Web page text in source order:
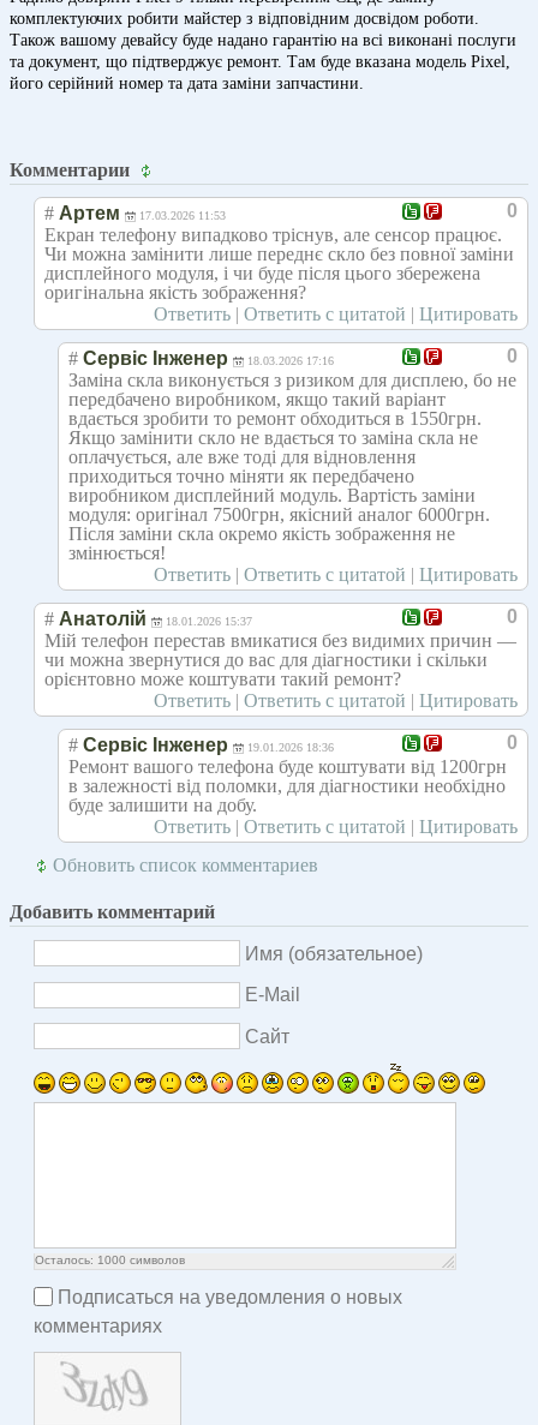
комплектуючих робити майстер з відповідним досвідом роботи.
Також вашому девайсу буде надано гарантію на всі виконані послуги
та документ, що підтверджує ремонт. Там буде вказана модель Pixel,
його серійний номер та дата заміни запчастини.
Комментарии
0
# Артем 17.03.2026 11:53
Екран телефону випадково тріснув, але сенсор працює.
Чи можна замінити лише переднє скло без повної заміни
дисплейного модуля, і чи буде після цього збережена
оригінальна якість зображення?
Ответить | Ответить с цитатой | Цитировать
0
# Сервіс Інженер 18.03.2026 17:16
Заміна скла виконується з ризиком для дисплею, бо не
передбачено виробником, якщо такий варіант
вдається зробити то ремонт обходиться в 1550грн.
Якщо замінити скло не вдається то заміна скла не
оплачується, але вже тоді для відновлення
приходиться точно міняти як передбачено
виробником дисплейний модуль. Вартість заміни
модуля: оригінал 7500грн, якісний аналог 6000грн.
Після заміни скла окремо якість зображення не
змінюється!
Ответить | Ответить с цитатой | Цитировать
0
# Анатолій 18.01.2026 15:37
Мій телефон перестав вмикатися без видимих причин —
чи можна звернутися до вас для діагностики і скільки
орієнтовно може коштувати такий ремонт?
Ответить | Ответить с цитатой | Цитировать
0
# Сервіс Інженер 19.01.2026 18:36
Ремонт вашого телефона буде коштувати від 1200грн
в залежності від поломки, для діагностики необхідно
буде залишити на добу.
Ответить | Ответить с цитатой | Цитировать
Обновить список комментариев
Добавить комментарий
Имя (обязательное)
E-Mail
Сайт
Осталось: 1000 символов
Подписаться на уведомления о новых
комментариях